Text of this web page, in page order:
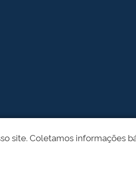
Coletamos informações